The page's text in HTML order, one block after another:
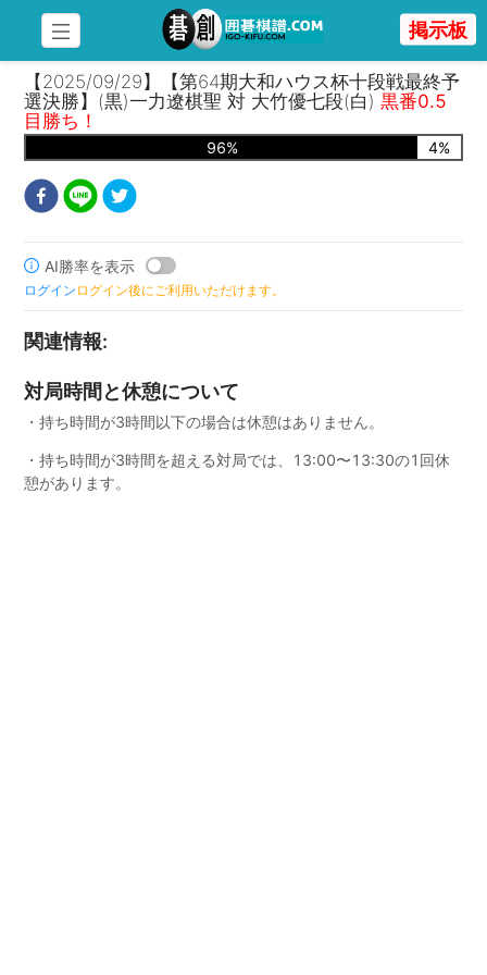
掲示板
【2025/09/29】【第64期大和ハウス杯十段戦最終予
選決勝】(黒)一力遼棋聖 対 大竹優七段(白)黒番0.5
目勝ち！
96% 4%
AI勝率を表示
ログイン ログイン後にご利用いただけます。
関連情報:
対局時間と休憩について
・持ち時間が3時間以下の場合は休憩はありません。
・持ち時間が3時間を超える対局では、13:00〜13:30の1回休
憩があります。